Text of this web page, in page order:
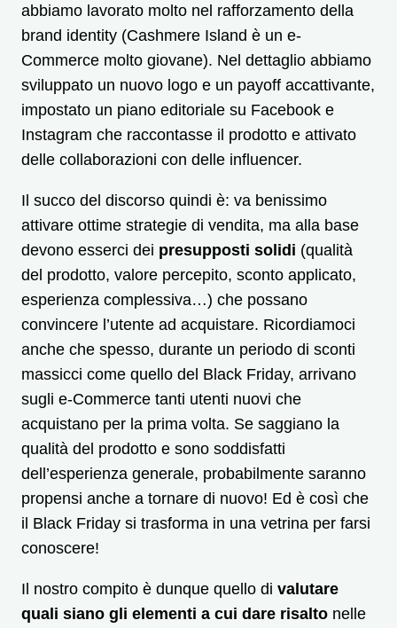
abbiamo lavorato molto nel rafforzamento della
brand identity (Cashmere Island è un e-
Commerce molto giovane). Nel dettaglio abbiamo
sviluppato un nuovo logo e un payoff accattivante,
impostato un piano editoriale su Facebook e
Instagram che raccontasse il prodotto e attivato
delle collaborazioni con delle influencer.
Il succo del discorso quindi è: va benissimo
attivare ottime strategie di vendita, ma alla base
devono esserci dei presupposti solidi (qualità
del prodotto, valore percepito, sconto applicato,
esperienza complessiva…) che possano
convincere l’utente ad acquistare. Ricordiamoci
anche che spesso, durante un periodo di sconti
massicci come quello del Black Friday, arrivano
sugli e-Commerce tanti utenti nuovi che
acquistano per la prima volta. Se saggiano la
qualità del prodotto e sono soddisfatti
dell’esperienza generale, probabilmente saranno
propensi anche a tornare di nuovo! Ed è così che
il Black Friday si trasforma in una vetrina per farsi
conoscere!
Il nostro compito è dunque quello di valutare
quali siano gli elementi a cui dare risalto nelle